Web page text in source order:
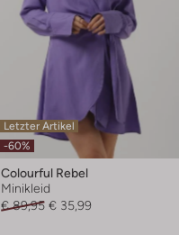
Letzter Artikel
-60%
Colourful Rebel
Minikleid
€ 89,95 € 35,99